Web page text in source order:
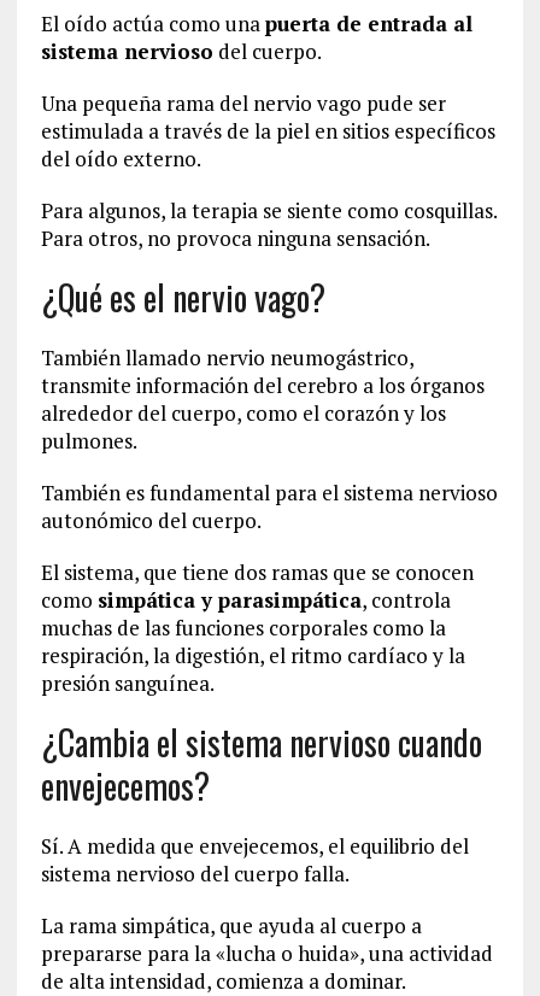
El oído actúa como unapuerta de entrada al
sistema nervioso del cuerpo.
Una pequeña rama del nervio vago pude ser
estimulada a través de la piel en sitios específicos
del oído externo.
Para algunos, la terapia se siente como cosquillas.
Para otros, no provoca ninguna sensación.
¿Qué es el nervio vago?
También llamado nervio neumogástrico,
transmite información del cerebro a los órganos
alrededor del cuerpo, como el corazón y los
pulmones.
También es fundamental para el sistema nervioso
autonómico del cuerpo.
El sistema, que tiene dos ramas que se conocen
como simpática y parasimpática, controla
muchas de las funciones corporales como la
respiración, la digestión, el ritmo cardíaco y la
presión sanguínea.
¿Cambia el sistema nervioso cuando
envejecemos?
Sí. A medida que envejecemos, el equilibrio del
sistema nervioso del cuerpo falla.
La rama simpática, que ayuda al cuerpo a
prepararse para la «lucha o huida», una actividad
de alta intensidad, comienza a dominar.